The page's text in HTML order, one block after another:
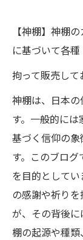
【神棚】神棚
に基づいて各
拘って販売して
神棚は、日本
す。一般的に
基づく信仰の
す。このブロ
を目的として
の感謝や祈り
が、その背後
棚の起源や種